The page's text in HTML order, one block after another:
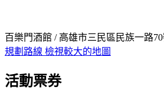
百樂門酒館 / 高雄市三民區民族一路
規劃路線 檢視較大的地圖
活動票券